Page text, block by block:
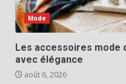
Mode
Les accessoires mode
avec élégance
août 6, 2026